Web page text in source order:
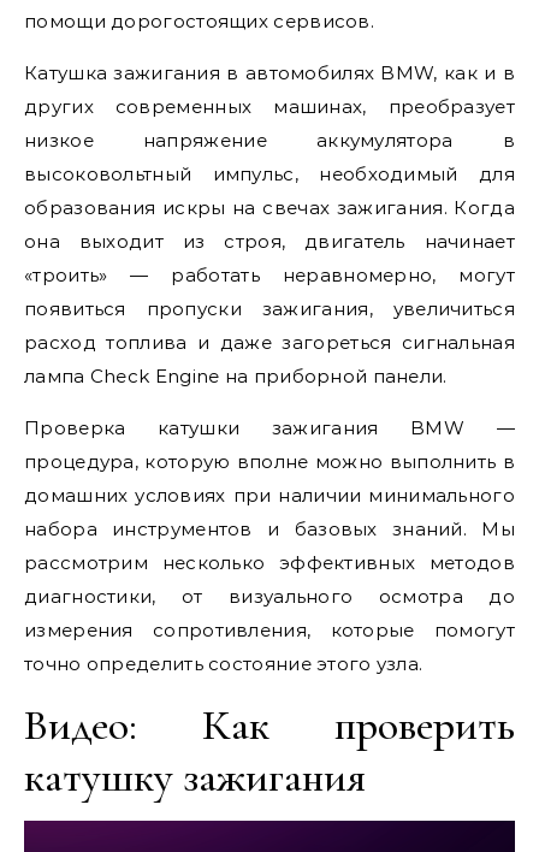
помощи дорогостоящих сервисов.
Катушка зажигания в автомобилях BMW, как и в
других современных машинах, преобразует
низкое напряжение аккумулятора в
высоковольтный импульс, необходимый для
образования искры на свечах зажигания. Когда
она выходит из строя, двигатель начинает
«троить» — работать неравномерно, могут
появиться пропуски зажигания, увеличиться
расход топлива и даже загореться сигнальная
лампа Check Engine на приборной панели.
Проверка катушки зажигания BMW —
процедура, которую вполне можно выполнить в
домашних условиях при наличии минимального
набора инструментов и базовых знаний. Мы
рассмотрим несколько эффективных методов
диагностики, от визуального осмотра до
измерения сопротивления, которые помогут
точно определить состояние этого узла.
Видео: Как проверить
катушку зажигания